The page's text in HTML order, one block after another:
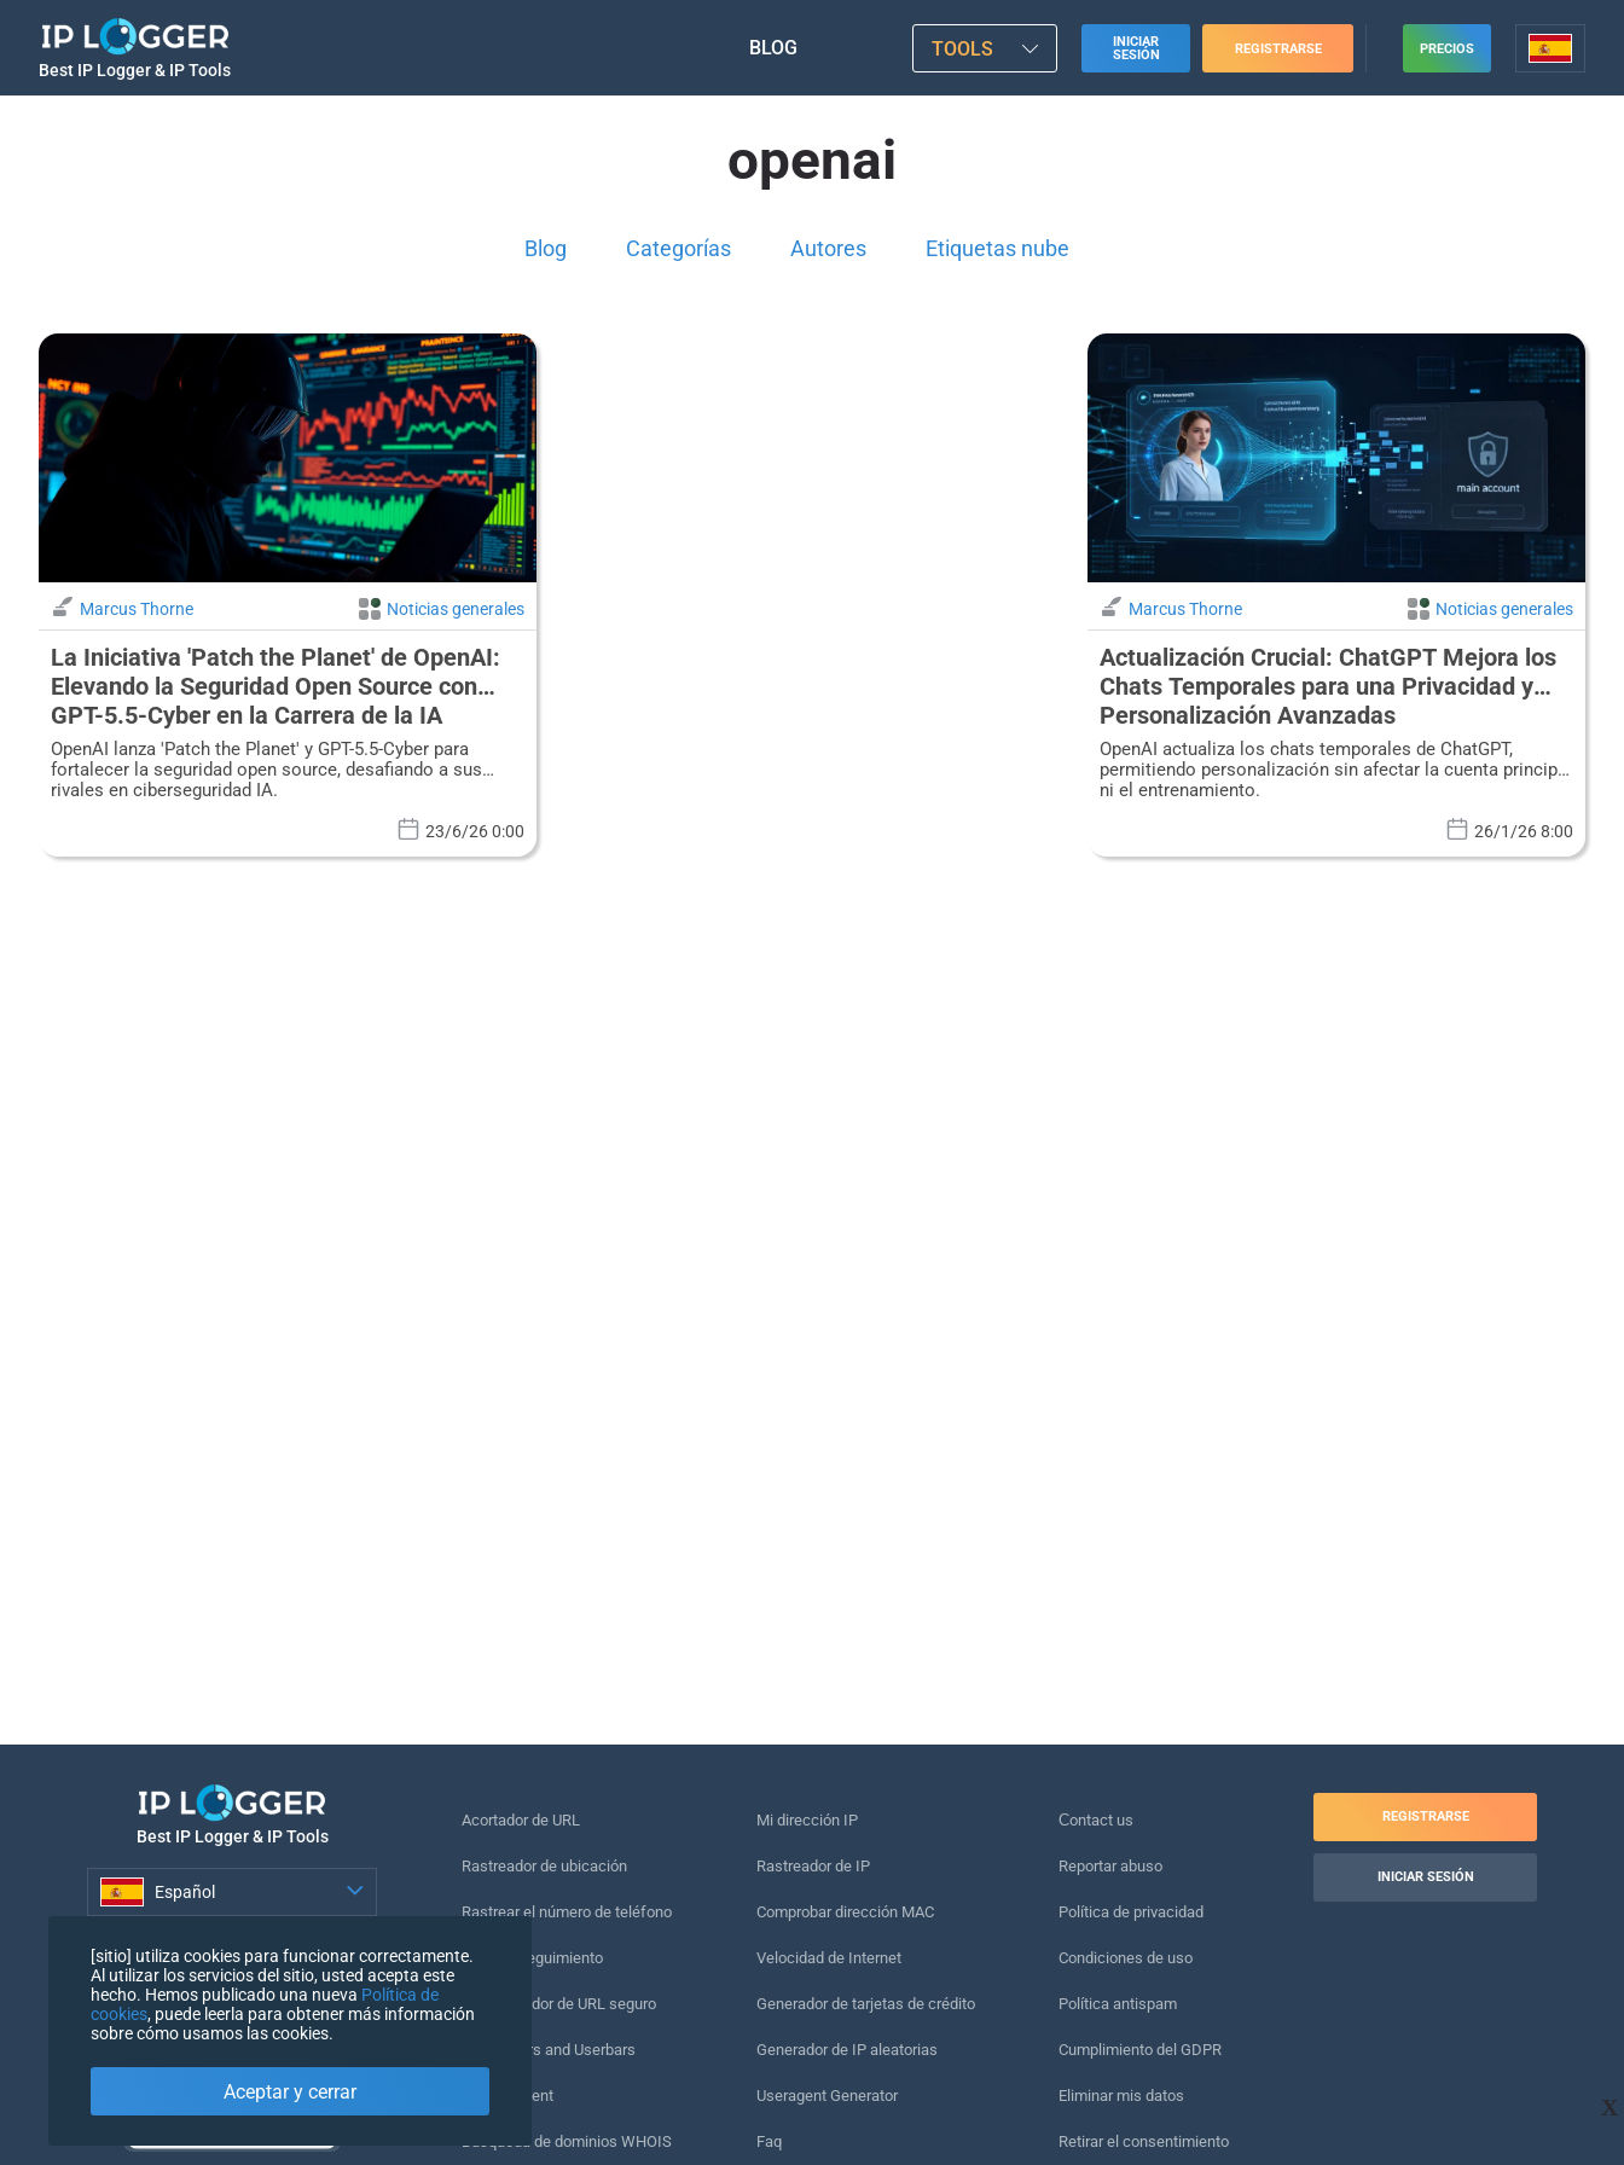
Best IP Logger & IP Tools
BLOG TOOLS
INICIAR
SESIÓN
REGISTRARSE PRECIOS
openai
Blog Categorías Autores Etiquetas nube
Marcus Thorne Noticias generales
La Iniciativa 'Patch the Planet' de OpenAI:
Elevando la Seguridad Open Source con
GPT-5.5-Cyber en la Carrera de la IA
OpenAI lanza 'Patch the Planet' y GPT-5.5-Cyber para
fortalecer la seguridad open source, desafiando a sus
rivales en ciberseguridad IA.
23/6/26 0:00
Marcus Thorne Noticias generales
Actualización Crucial: ChatGPT Mejora los
Chats Temporales para una Privacidad y
Personalización Avanzadas
OpenAI actualiza los chats temporales de ChatGPT,
permitiendo personalización sin afectar la cuenta principal
ni el entrenamiento.
26/1/26 8:00
X
Best IP Logger & IP Tools
Español
Acortador de URL
Rastreador de ubicación
Rastrear el número de teléfono
Píxel de seguimiento
Comprobador de URL seguro
IP Counters and Userbars
Mi UserAgent
Búsqueda de dominios WHOIS
Mi dirección IP
Rastreador de IP
Comprobar dirección MAC
Velocidad de Internet
Generador de tarjetas de crédito
Generador de IP aleatorias
Useragent Generator
Faq
Сontact us
Reportar abuso
Política de privacidad
Condiciones de uso
Política antispam
Cumplimiento del GDPR
Eliminar mis datos
Retirar el consentimiento
REGISTRARSE
INICIAR SESIÓN
[sitio] utiliza cookies para funcionar correctamente.
Al utilizar los servicios del sitio, usted acepta este
hecho. Hemos publicado una nueva Política de
cookies, puede leerla para obtener más información
sobre cómo usamos las cookies.
Aceptar y cerrar